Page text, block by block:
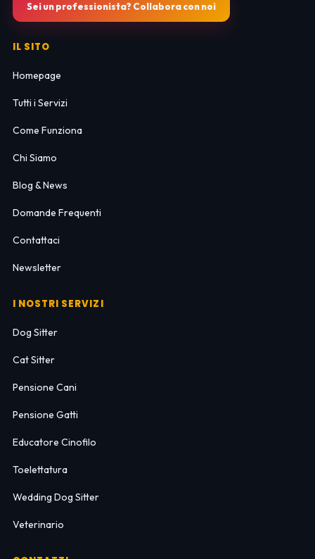
Sei un professionista? Collabora con noi
IL SITO
Homepage
Tutti i Servizi
Come Funziona
Chi Siamo
Blog & News
Domande Frequenti
Contattaci
Newsletter
I NOSTRI SERVIZI
Dog Sitter
Cat Sitter
Pensione Cani
Pensione Gatti
Educatore Cinofilo
Toelettatura
Wedding Dog Sitter
Veterinario